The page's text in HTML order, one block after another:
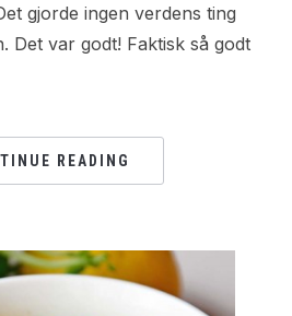
gjorde ingen verdens ting
Det var godt! Faktisk så godt
READING